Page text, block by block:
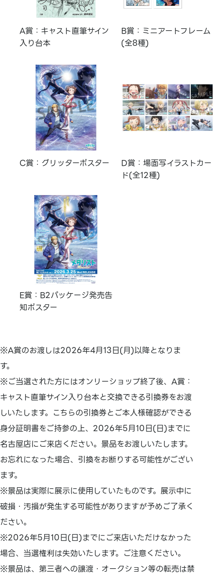
A賞：キャスト直筆サイン
入り台本
B賞：ミニアートフレーム
(全8種)
C賞：グリッターポスター
D賞：場面写イラストカー
ド(全12種)
E賞：B2パッケージ発売告
知ポスター
※A賞のお渡しは2026年4月13日(月)以降となりま
す。
※ご当選された方にはオンリーショップ終了後、A賞：
キャスト直筆サイン入り台本と交換できる引換券をお渡
しいたします。こちらの引換券とご本人様確認ができる
身分証明書をご持参の上、2026年5月10日(日)までに
名古屋店にご来店ください。景品をお渡しいたします。
お忘れになった場合、引換をお断りする可能性がござい
ます。
※景品は実際に展示に使用していたものです。展示中に
破損・汚損が発生する可能性がありますが予めご了承く
ださい。
※2026年5月10日(日)までにご来店いただけなかった
場合、当選権利は失効いたします。ご注意ください。
※景品は、第三者への譲渡・オークション等の転売は禁